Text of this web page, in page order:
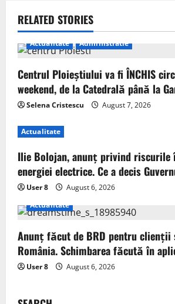
RELATED STORIES
Actualitate Administratie
Centrul Ploieștiului va fi ÎNCHIS
weekend, de la Catedrală până la
Selena Cristescu August 7, 2026
Actualitate
Ilie Bolojan, anunț privind riscurile
energiei electrice. Ce a decis
User 8
August 6, 2026
Actualitate
Anunț făcut de BRD pentru
România. Schimbarea făcută în
User 8 August 6, 2026